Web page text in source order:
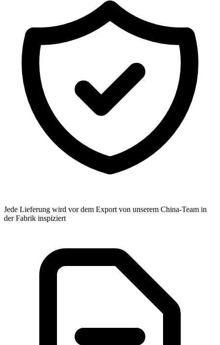
Jede Lieferung wird vor dem Export von unserem China-Team in
der Fabrik inspiziert